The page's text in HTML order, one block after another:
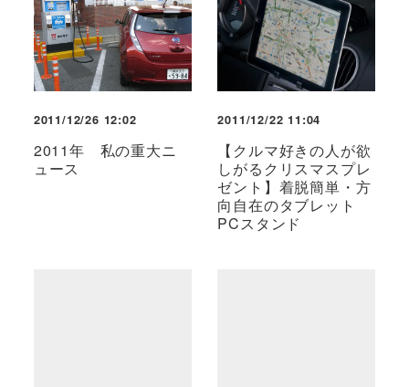
2011/12/26 12:02
2011年 私の重大ニ
ュース
2011/12/22 11:04
【クルマ好きの人が欲
しがるクリスマスプレ
ゼント】着脱簡単・方
向自在のタブレット
PCスタンド